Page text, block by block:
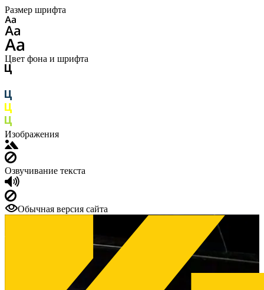
Размер шрифта
Цвет фона и шрифта
Изображения
Озвучивание текста
Обычная версия сайта